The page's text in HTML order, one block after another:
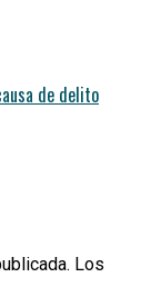
de delito
Los